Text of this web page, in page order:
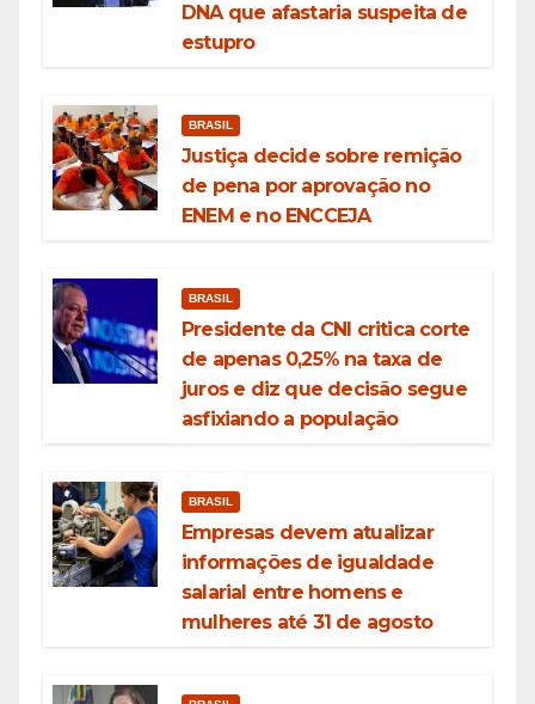
DNA que afastaria suspeita de
estupro
BRASIL
Justiça decide sobre remição
de pena por aprovação no
ENEM e no ENCCEJA
BRASIL
Presidente da CNI critica corte
de apenas 0,25% na taxa de
juros e diz que decisão segue
asfixiando a população
BRASIL
Empresas devem atualizar
informações de igualdade
salarial entre homens e
mulheres até 31 de agosto